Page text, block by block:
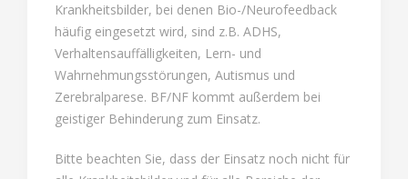
Krankheitsbilder, bei denen Bio-/Neurofeedback
häufig eingesetzt wird, sind z.B. ADHS,
Verhaltensauffälligkeiten, Lern- und
Wahrnehmungsstörungen, Autismus und
Zerebralparese. BF/NF kommt außerdem bei
geistiger Behinderung zum Einsatz.
Bitte beachten Sie, dass der Einsatz noch nicht für